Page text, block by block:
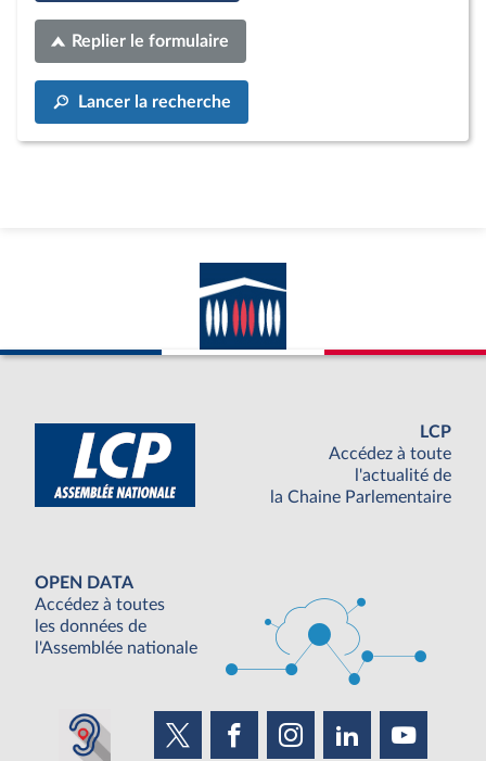
Replier le formulaire
Lancer la recherche
LCP
Accédez à toute
l'actualité de
la Chaine Parlementaire
OPEN DATA
Accédez à toutes
les données de
l'Assemblée nationale